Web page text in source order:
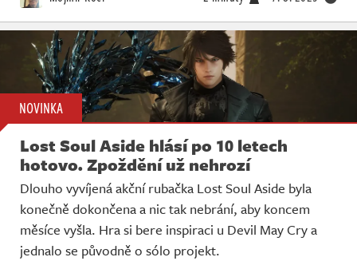
NOVINKA
Lost Soul Aside hlásí po 10 letech
hotovo. Zpoždění už nehrozí
Dlouho vyvíjená akční rubačka Lost Soul Aside byla
konečně dokončena a nic tak nebrání, aby koncem
měsíce vyšla. Hra si bere inspiraci u Devil May Cry a
jednalo se původně o sólo projekt.